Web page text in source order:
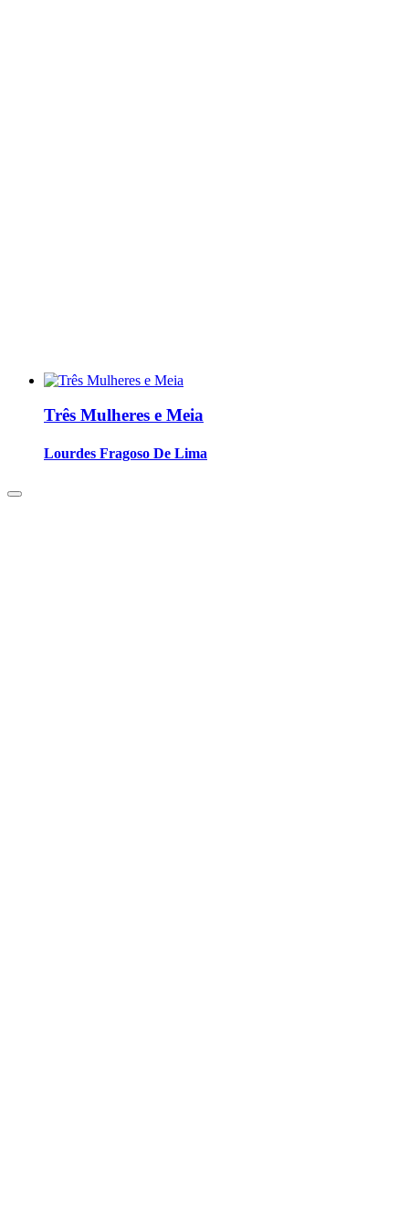
Três Mulheres e Meia
Lourdes Fragoso De Lima